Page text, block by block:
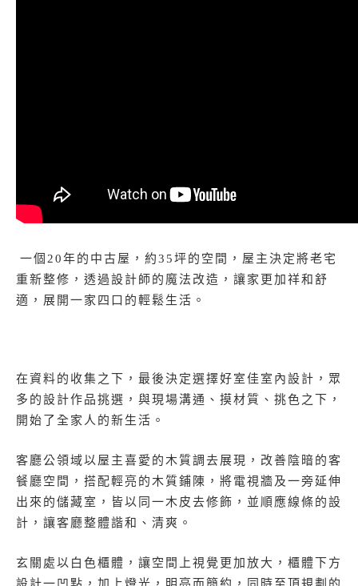
一個20年的中古屋，約35坪的空間，屋主決定將老宅
重新整修，透過設計師的魔法改造，讓家更加祥和舒
適，展開一家四口的輕鬆生活。
在資料的收集之下，最後決定選擇好室佳室內設計，眾
多的設計作品挑選，與現場溝通、摸材質、挑色之下，
開始了全家人的新生活。
客廳公領域以屋主喜愛的木質調去展現，改善陰暗的客
餐廳空間，搭配輕亮的木質鋪陳，將電視牆及一旁延伸
出來的儲藏室，皆以同一木皮去修飾，並順應線條的設
計，讓客廳整體諧和、清爽。
玄關處以白色櫃體，讓空間上視覺更加放大，櫃體下方